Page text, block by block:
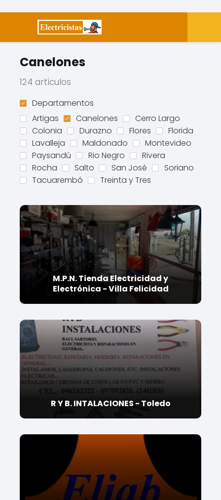
Canelones
124 artículos
Departamentos
Artigas
Canelones
Cerro Largo
Colonia
Durazno Flores
Florida
Lavalleja
Maldonado
Montevideo
Paysandú
Rio Negro
Rivera
Rocha
Salto San José
Soriano
Tacuarembó
Treinta y Tres
M.P.N. Tienda Electricidad y
Electrónica - Villa Felicidad
R Y B. INTALACIONES - Toledo